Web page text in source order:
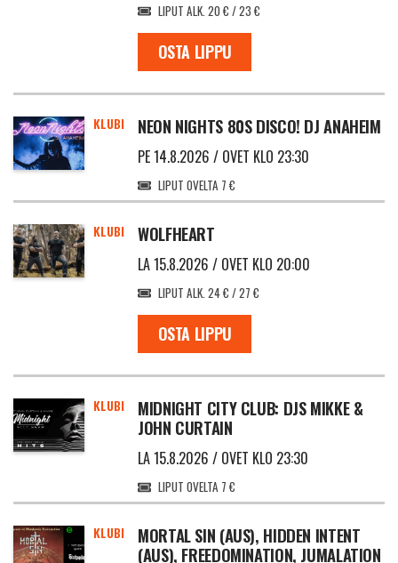
LIPUT ALK. 20 € / 23 €
OSTA LIPPU
KLUBI NEON NIGHTS 80S DISCO! DJ ANAHEIM
PE 14.8.2026 / OVET KLO 23:30
LIPUT OVELTA 7 €
KLUBI WOLFHEART
LA 15.8.2026 / OVET KLO 20:00
LIPUT ALK. 24 € / 27 €
OSTA LIPPU
KLUBI
MIDNIGHT CITY CLUB: DJS MIKKE &
JOHN CURTAIN
LA 15.8.2026 / OVET KLO 23:30
LIPUT OVELTA 7 €
KLUBI
MORTAL SIN (AUS), HIDDEN INTENT
(AUS), FREEDOMINATION, JUMALATION